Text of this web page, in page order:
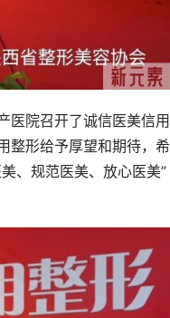
医院召开了诚信医美信用
整形给予厚望和期待，希
、规范医美、放心医美”